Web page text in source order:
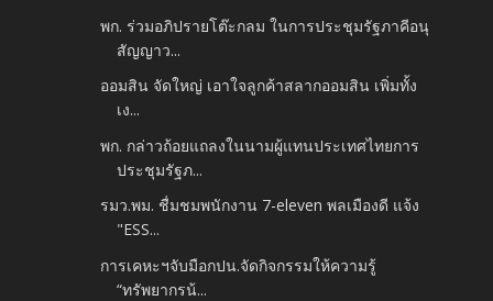
พก. ร่วมอภิปรายโต๊ะกลม ในการประชุมรัฐภาคีอนุ
สัญญาว...
ออมสิน จัดใหญ่ เอาใจลูกค้าสลากออมสิน เพิ่มทั้ง
เง...
พก. กล่าวถ้อยแถลงในนามผู้แทนประเทศไทยการ
ประชุมรัฐภ...
รมว.พม. ชื่มชมพนักงาน 7-eleven พลเมืองดี แจ้ง
"ESS...
การเคหะฯจับมือกปน.จัดกิจกรรมให้ความรู้
“ทรัพยากรน้...